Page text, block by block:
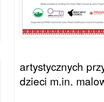
artystycznych
dzieci m.in.